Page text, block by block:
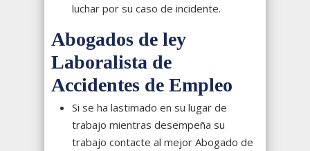
luchar por su caso de incidente.
Abogados de ley
Laboralista de
Accidentes de Empleo
Si se ha lastimado en su lugar de
trabajo mientras desempeña su
trabajo contacte al mejor Abogado de